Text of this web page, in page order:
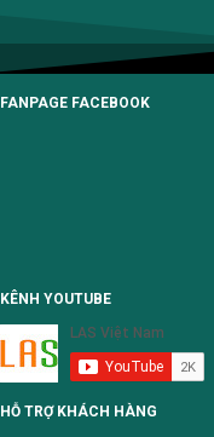
FANPAGE FACEBOOK
KÊNH YOUTUBE
HỖ TRỢ KHÁCH HÀNG